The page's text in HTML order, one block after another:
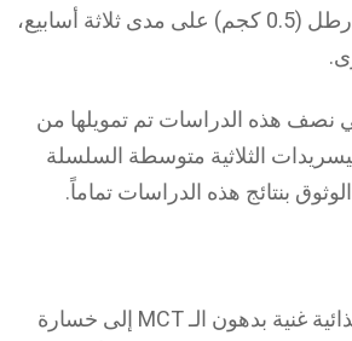
الجسم بمتوسط 1.1 رطل (0.5 كجم) على مدى ثلاثة أسابيع،
نصف هذه الدراسات تم تمويلها من
الثلاثية متوسطة السلسلة
قد يؤدي اتباع حمية غذائية غنية بدهون الـ MCT إلى خسارة